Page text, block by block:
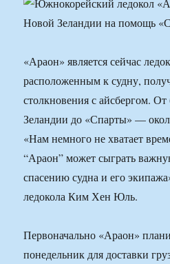
«Араон» является сейчас
расположенным к судну,
столкновения с айсбергом.
Зеландии до «Спарты» —
«Нам немного не хватает
“Араон” может сыграть
спасению судна и его
ледокола Ким Хен Юль.
Первоначально «Араон»
понедельник для доставки